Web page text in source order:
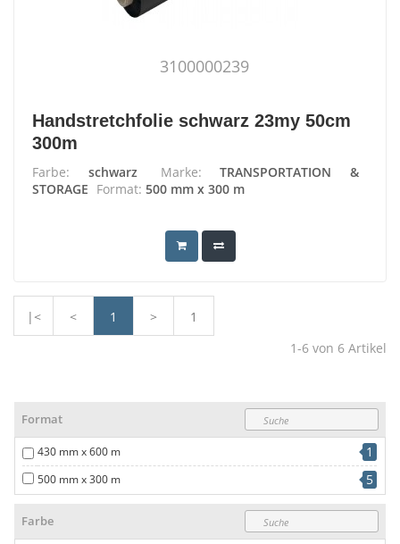
3100000239
Handstretchfolie schwarz 23my 50cm
300m
Farbe: schwarz Marke:TRANSPORTATION &
STORAGE Format: 500 mm x 300 m
|< < 1 >
1
1-6 von 6 Artikel
Format
430 mm x 600 m 1
500 mm x 300 m 5
Farbe